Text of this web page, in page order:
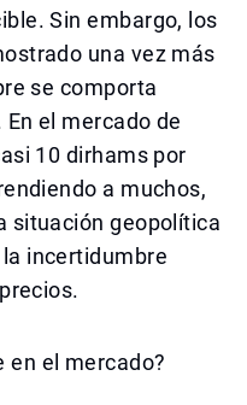
Sin embargo, los
una vez más
se comporta
el mercado de
10 dirhams por
a muchos,
situación geopolítica
incertidumbre
en el mercado?